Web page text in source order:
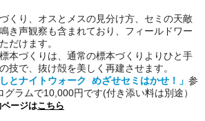
くり、オスとメスの見分け方、セミの天敵
き声観察も含まれており、フィールドワー
だけます。
本づくりは、通常の標本づくりよりひと手
技で、抜け殻を美しく再建させます。
しとナイトウォーク めざせセミはかせ！」 参
ラムで10,000円です(付き添い料は別途）
ージはこちら